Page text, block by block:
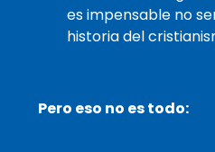
es impensable no
historia del
Pero eso no es todo: